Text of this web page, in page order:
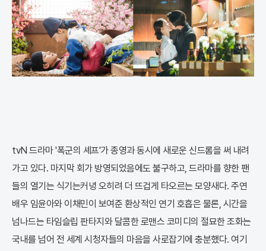
tvN 드라마 '폭군의 셰프'가 종영과 동시에 새로운 신드롬을 써 내려
가고 있다. 마지막 회가 방영되었음에도 불구하고, 드라마를 향한 팬
들의 열기는 식기는커녕 오히려 더 뜨겁게 타오르는 모양새다. 주연
배우 임윤아와 이채민이 보여준 환상적인 연기 호흡은 물론, 시간을
넘나드는 타임슬립 판타지와 달콤한 로맨스 코미디의 절묘한 조화는
국내를 넘어 전 세계 시청자들의 마음을 사로잡기에 충분했다. 여기